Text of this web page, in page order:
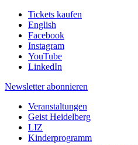
Tickets kaufen
English
Facebook
Instagram
YouTube
LinkedIn
Newsletter abonnieren
Veranstaltungen
Geist Heidelberg
LIZ
Kinderprogramm